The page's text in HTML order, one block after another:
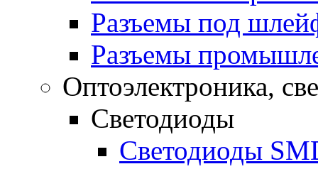
Разъемы под
Разъемы
Оптоэлектроника,
Светодиоды
Светодиоды